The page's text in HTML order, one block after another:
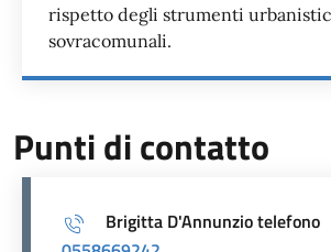
rispetto degli strumenti
sovracomunali.
Punti di contatto
Brigitta D'Annunzio telefono